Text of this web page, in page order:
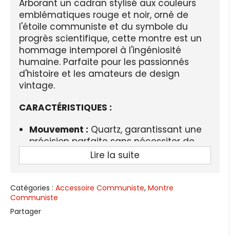
Arborant un cadran stylisé aux couleurs
emblématiques rouge et noir, orné de
l'étoile communiste et du symbole du
progrès scientifique, cette montre est un
hommage intemporel à l'ingéniosité
humaine. Parfaite pour les passionnés
d'histoire et les amateurs de design
vintage.
CARACTÉRISTIQUES :
Mouvement : Quartz, garantissant une
précision parfaite sans nécessiter de
offrant robustesse et élégance.
Diamètre du cadran :
look épuré et facile à lire.
Lire la suite
Catégories : Accessoire Communiste, Montre
Communiste
Partager